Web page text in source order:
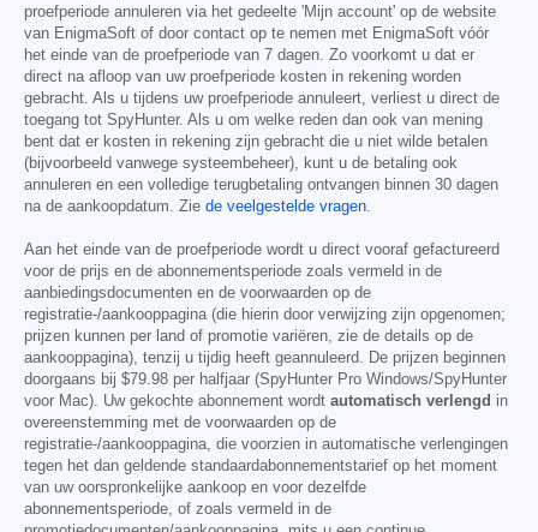
proefperiode annuleren via het gedeelte 'Mijn account' op de website
van EnigmaSoft of door contact op te nemen met EnigmaSoft vóór
het einde van de proefperiode van 7 dagen. Zo voorkomt u dat er
direct na afloop van uw proefperiode kosten in rekening worden
gebracht. Als u tijdens uw proefperiode annuleert, verliest u direct de
toegang tot SpyHunter. Als u om welke reden dan ook van mening
bent dat er kosten in rekening zijn gebracht die u niet wilde betalen
(bijvoorbeeld vanwege systeembeheer), kunt u de betaling ook
annuleren en een volledige terugbetaling ontvangen binnen 30 dagen
na de aankoopdatum. Zie de veelgestelde vragen.
Aan het einde van de proefperiode wordt u direct vooraf gefactureerd
voor de prijs en de abonnementsperiode zoals vermeld in de
aanbiedingsdocumenten en de voorwaarden op de
registratie-/aankooppagina (die hierin door verwijzing zijn opgenomen;
prijzen kunnen per land of promotie variëren, zie de details op de
aankooppagina), tenzij u tijdig heeft geannuleerd. De prijzen beginnen
doorgaans bij $79.98 per halfjaar (SpyHunter Pro Windows/SpyHunter
voor Mac). Uw gekochte abonnement wordt automatisch verlengd in
overeenstemming met de voorwaarden op de
registratie-/aankooppagina, die voorzien in automatische verlengingen
tegen het dan geldende standaardabonnementstarief op het moment
van uw oorspronkelijke aankoop en voor dezelfde
abonnementsperiode, of zoals vermeld in de